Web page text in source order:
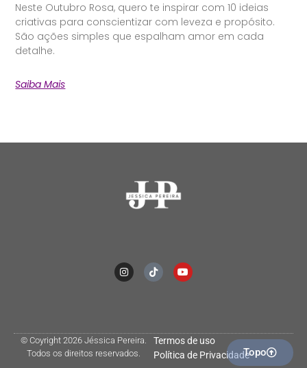
Neste Outubro Rosa, quero te inspirar com 10 ideias
criativas para conscientizar com leveza e propósito.
São ações simples que espalham amor em cada
detalhe.
Saiba Mais
© Coyright 2026 Jéssica Pereira.
Todos os direitos reservados.
Termos de uso
Política de PrivacidadeTopo